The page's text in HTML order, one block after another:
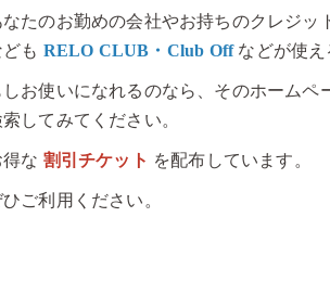
なたのお勤めの会社やお持ちのクレジッ
も RELO CLUB・Club Offなどが使え
しお使いになれるのなら、そのホームペ
してみてください。
な 割引チケット を配布しています。
ご利用ください。